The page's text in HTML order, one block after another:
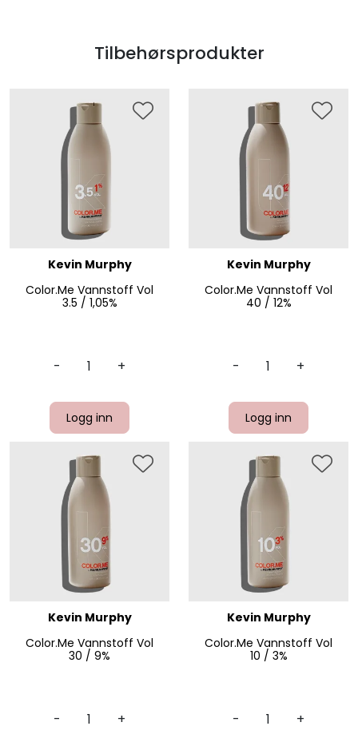
Tilbehørsprodukter
Kevin Murphy
Color.Me Vannstoff Vol
3.5 / 1,05%
- +
Logg inn
Kevin Murphy
Color.Me Vannstoff Vol
40 / 12%
- +
Logg inn
Kevin Murphy
Color.Me Vannstoff Vol
30 / 9%
- +
Kevin Murphy
Color.Me Vannstoff Vol
10 / 3%
- +